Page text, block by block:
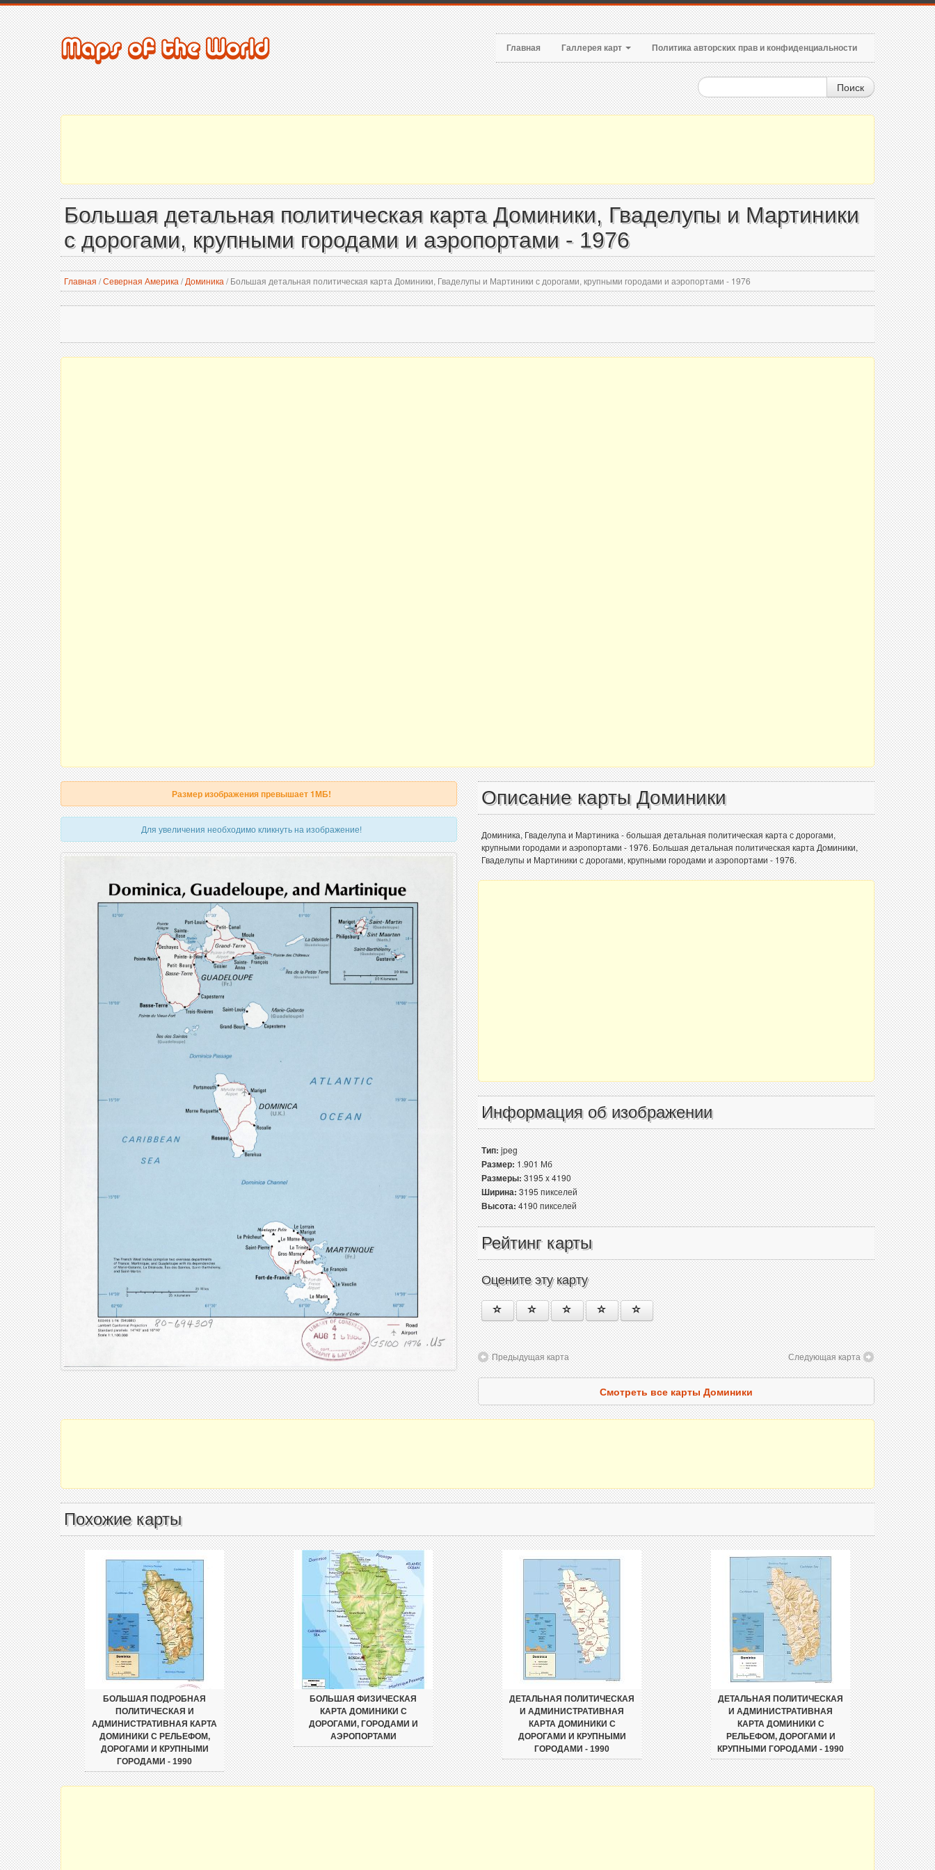
Главная Галлерея карт Политика авторских прав и конфиденциальности
Поиск
Большая детальная политическая карта Доминики, Гваделупы и Мартиники
с дорогами, крупными городами и аэропортами - 1976
Главная /Северная Америка / Доминика /Большая детальная политическая карта Доминики, Гваделупы и Мартиники с дорогами, крупными городами и аэропортами - 1976
Размер изображения превышает 1МБ!
Для увеличения необходимо кликнуть на изображение!
Описание карты Доминики
Доминика, Гваделупа и Мартиника - большая детальная политическая карта с дорогами,
крупными городами и аэропортами - 1976. Большая детальная политическая карта Доминики,
Гваделупы и Мартиники с дорогами, крупными городами и аэропортами - 1976.
Информация об изображении
Тип:jpeg
Размер:1.901 Мб
Размеры:3195 x 4190
Ширина:3195 пикселей
Высота:4190 пикселей
Рейтинг карты
Оцените эту карту
Предыдущая карта Следующая карта
Смотреть все карты Доминики
Похожие карты
БОЛЬШАЯ ПОДРОБНАЯ
ПОЛИТИЧЕСКАЯ И
АДМИНИСТРАТИВНАЯ КАРТА
ДОМИНИКИ С РЕЛЬЕФОМ,
ДОРОГАМИ И КРУПНЫМИ
ГОРОДАМИ - 1990
БОЛЬШАЯ ФИЗИЧЕСКАЯ
КАРТА ДОМИНИКИ С
ДОРОГАМИ, ГОРОДАМИ И
АЭРОПОРТАМИ
ДЕТАЛЬНАЯ ПОЛИТИЧЕСКАЯ
И АДМИНИСТРАТИВНАЯ
КАРТА ДОМИНИКИ С
ДОРОГАМИ И КРУПНЫМИ
ГОРОДАМИ - 1990
ДЕТАЛЬНАЯ ПОЛИТИЧЕСКАЯ
И АДМИНИСТРАТИВНАЯ
КАРТА ДОМИНИКИ С
РЕЛЬЕФОМ, ДОРОГАМИ И
КРУПНЫМИ ГОРОДАМИ - 1990